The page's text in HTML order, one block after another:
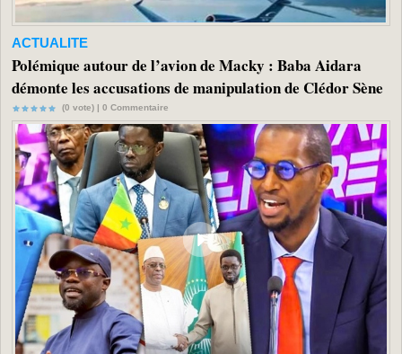
ACTUALITE
Polémique autour de l’avion de Macky : Baba Aidara
démonte les accusations de manipulation de Clédor Sène
(0 vote) | 0 Commentaire